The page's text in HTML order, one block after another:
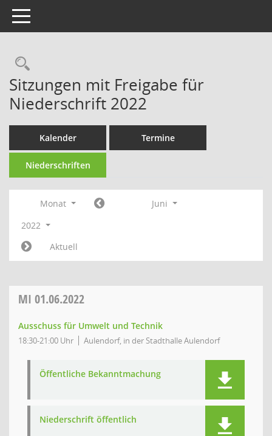
Toggle navigation
Sitzungen mit Freigabe für
Niederschrift 2022
Kalender Termine
Niederschriften
Monat
Juni
2022
Aktuell
MI 01.06.2022
Ausschuss für Umwelt und Technik
18:30-21:00 Uhr Aulendorf, in der Stadthalle Aulendorf
Öffentliche Bekanntmachung
Niederschrift öffentlich